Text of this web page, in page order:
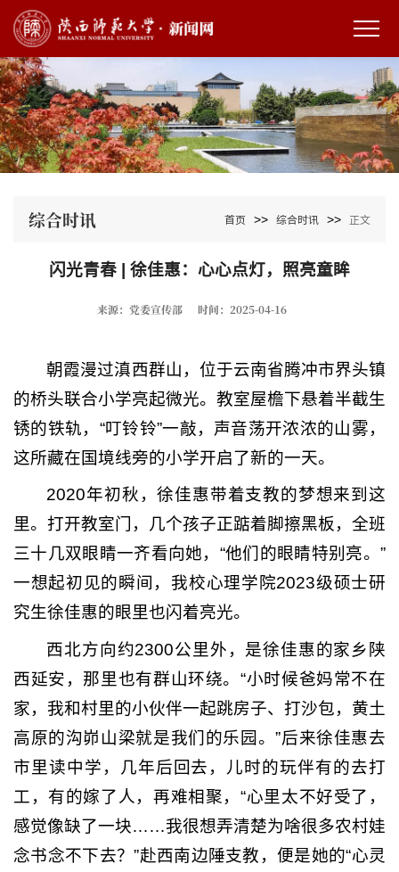
综合时讯 首页 >> 综合时讯 >> 正文
闪光青春 | 徐佳惠：心心点灯，照亮童眸
来源：党委宣传部 时间：2025-04-16
朝霞漫过滇西群山，位于云南省腾冲市界头镇
的桥头联合小学亮起微光。教室屋檐下悬着半截生
锈的铁轨，“叮铃铃”一敲，声音荡开浓浓的山雾，
这所藏在国境线旁的小学开启了新的一天。
2020年初秋，徐佳惠带着支教的梦想来到这
里。打开教室门，几个孩子正踮着脚擦黑板，全班
三十几双眼睛一齐看向她，“他们的眼睛特别亮。”
一想起初见的瞬间，我校心理学院2023级硕士研
究生徐佳惠的眼里也闪着亮光。
西北方向约2300公里外，是徐佳惠的家乡陕
西延安，那里也有群山环绕。“小时候爸妈常不在
家，我和村里的小伙伴一起跳房子、打沙包，黄土
高原的沟峁山梁就是我们的乐园。”后来徐佳惠去
市里读中学，几年后回去，儿时的玩伴有的去打
工，有的嫁了人，再难相聚，“心里太不好受了，
感觉像缺了一块……我很想弄清楚为啥很多农村娃
念书念不下去？”赴西南边陲支教，便是她的“心灵